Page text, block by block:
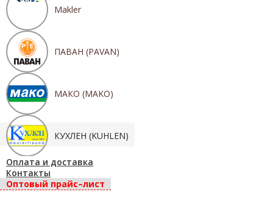
Makler
ПАВАН (PAVAN)
МАКО (MAKO)
КУХЛЕН (KUHLEN)
Оплата и доставка
Контакты
Оптовый прайс–лист